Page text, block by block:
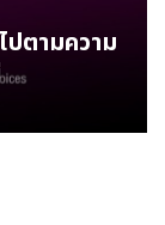
ตามความ